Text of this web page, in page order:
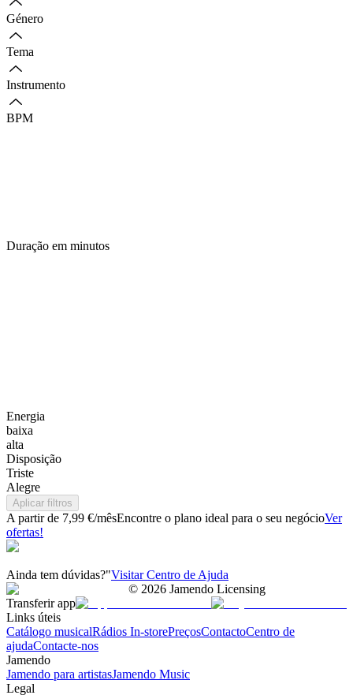
Género
Tema
Instrumento
BPM
Duração em minutos
Energia
baixa
alta
Disposição
Triste
Alegre
Aplicar filtros
A partir de 7,99 €/mêsEncontre o plano ideal para o seu negócioVer
ofertas!
Ainda tem dúvidas?"Visitar Centro de Ajuda
© 2026 Jamendo Licensing
Transferir app
Links úteis
Catálogo musicalRádios In-storePreçosContactoCentro de
ajudaContacte-nos
Jamendo
Jamendo para artistasJamendo Music
Legal